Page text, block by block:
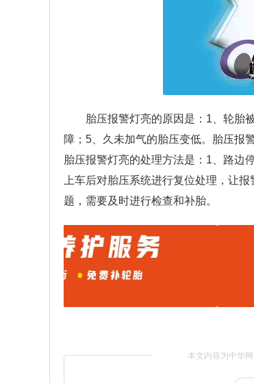
胎压报警灯亮的原因是：1、轮胎
障；5、久未加气的胎压变低。胎压报
胎压报警灯亮的处理方法是：1、路边
上车后对胎压系统进行复位处理，让
题，需要及时进行检查和补胎。
本文内容为中华网